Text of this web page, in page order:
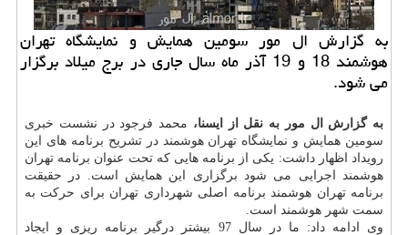
به گزارش ال مور سومین همایش و نمایشگاه تهران
هوشمند 18 و 19 آذر ماه سال جاری در برج میلاد برگزار
می شود.
به گزارش ال مور به نقل از ایسنا، محمد فرجود در نشست خبری
سومین همایش و نمایشگاه تهران هوشمند در تشریح برنامه های این
رویداد اظهار داشت: یكی از برنامه هایی كه تحت عنوان برنامه تهران
هوشمند اجرایی می شود برگزاری این همایش است. در حقیقت
برنامه تهران هوشمند برنامه اصلی شهرداری تهران برای حركت به
سمت شهر هوشمند است.
وی ادامه داد: ما در سال 97 بیشتر درگیر برنامه ریزی و ایجاد